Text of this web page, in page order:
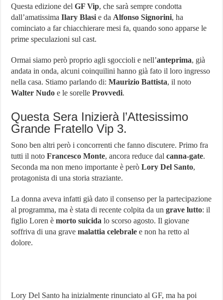
Villaggio Peschici: Scegli il Villaggio Residence De Sio
Network Marketing Aziende Italiane – Lista Aggiornata 2024
Questa edizione delGF Vip, che sarà sempre condotta
dall’amatissimaIlary Blasie da Alfonso Signorini, ha
cominciato a far chiacchierare mesi fa, quando sono apparse le
prime speculazioni sul cast.
Ormai siamo però proprio agli sgoccioli e nell’anteprima, già
andata in onda, alcuni coinquilini hanno già fato il loro ingresso
nella casa. Stiamo parlando di:Maurizio Battista, il noto
Walter Nudoe le sorelleProvvedi.
Questa Sera Inizierà l’Attesissimo
Grande Fratello Vip 3.
Sono ben altri però i concorrenti che fanno discutere. Primo fra
tutti il notoFrancesco Monte, ancora reduce dalcanna-gate.
Seconda ma non meno importante è peròLory Del Santo,
protagonista di una storia straziante.
La donna aveva infatti già dato il consenso per la partecipazione
al programma, ma è stata di recente colpita da ungrave lutto: il
figlio Loren èmorto suicidalo scorso agosto. Il giovane
soffriva di una gravemalattia celebralee non ha retto al
dolore.
Lory Del Santo ha inizialmente rinunciato al GF, ma ha poi